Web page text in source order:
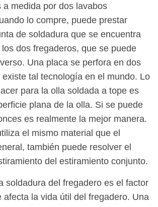
a medida por dos lavabos
lo compre, puede prestar
de soldadura que se encuentra
dos fregaderos, que se puede
Una placa se perfora en dos
tal tecnología en el mundo. Lo
para la olla soldada a tope es
plana de la olla. Si se puede
es realmente la mejor manera.
el mismo material que el
también puede resolver el
del estiramiento conjunto.
soldadura del fregadero es el factor
afecta la vida útil del fregadero. Una